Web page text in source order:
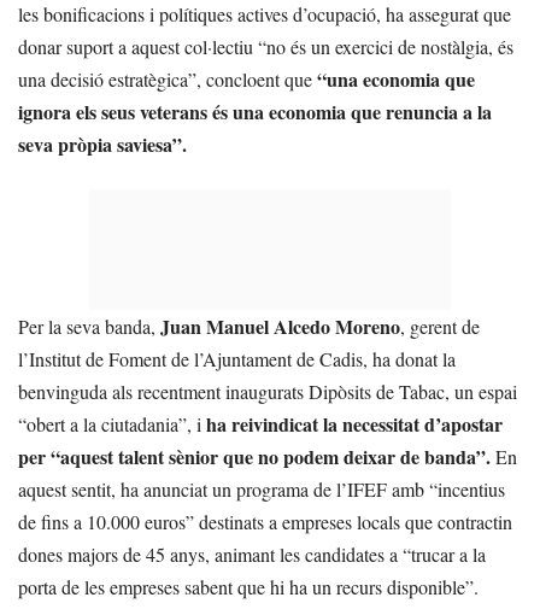
les bonificacions i polítiques actives d’ocupació, ha assegurat que
donar suport a aquest col·lectiu “no és un exercici de nostàlgia, és
una decisió estratègica”, concloent que“una economia que
ignora els seus veterans és una economia que renuncia a la
seva pròpia saviesa”.
Per la seva banda, Juan Manuel Alcedo Moreno, gerent de
l’Institut de Foment de l’Ajuntament de Cadis, ha donat la
benvinguda als recentment inaugurats Dipòsits de Tabac, un espai
“obert a la ciutadania”, iha reivindicat la necessitat d’apostar
per “aquest talent sènior que no podem deixar de banda”.En
aquest sentit, ha anunciat un programa de l’IFEF amb “incentius
de fins a 10.000 euros” destinats a empreses locals que contractin
dones majors de 45 anys, animant les candidates a “trucar a la
porta de les empreses sabent que hi ha un recurs disponible”.